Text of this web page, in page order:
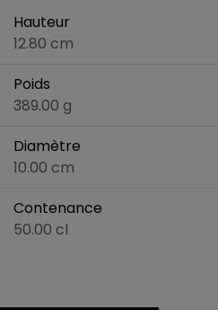
Hauteur
12.80 cm
Poids
389.00 g
Diamètre
10.00 cm
Contenance
50.00 cl